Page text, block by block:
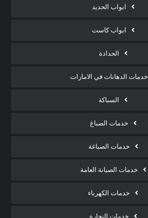
ابواب الحديد
ابواب كاست
الحدادة
خدمات الدهانات في الامارات
السباكة
خدمات الصباغ
خدمات الصباغة
خدمات الصيانة العامة
خدمات الكهرباء
خدمات النجارة